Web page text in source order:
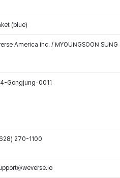
(blue)
America Inc. / MYOUNGSOON SUNG
Gongjung-0011
270-1100